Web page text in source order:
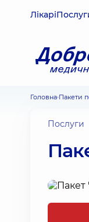
Лікарі
Головна Пакети
Послуги